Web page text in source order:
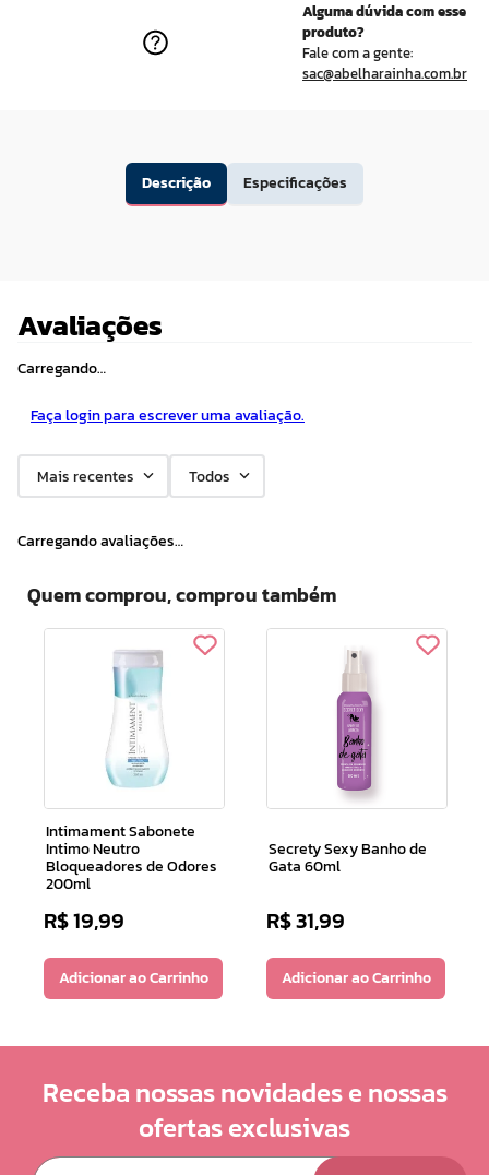
Alguma dúvida com esse
produto?
Fale com a gente:
sac@abelharainha.com.br
Descrição Especificações
Avaliações
Carregando…
Faça login para escrever uma avaliação.
Mais recentes Todos
Carregando avaliações…
Quem comprou, comprou também
Intimament Sabonete
Intimo Neutro
Bloqueadores de Odores
200ml
R$19,99
Adicionar ao Carrinho
Secrety Sexy Banho de
Gata 60ml
R$31,99
Adicionar ao Carrinho
Receba nossas novidades e nossas
ofertas exclusivas